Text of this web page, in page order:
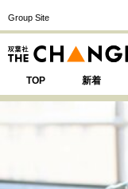
Group Site
TOP 新着
SPECIAL 注目の記事テ